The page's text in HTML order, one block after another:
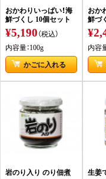
おかわりいっぱい！海
鮮づくし 10個セット
¥5,190（税込）
内容量：100g
かごに入れる
おか
鮮づ
内容
岩のり入り のり佃煮 生姜